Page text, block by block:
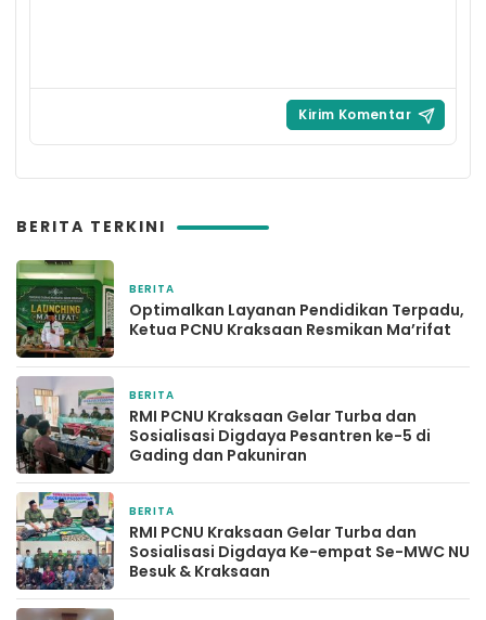
BERITA TERKINI
BERITA
Optimalkan Layanan Pendidikan Terpadu,
Ketua PCNU Kraksaan Resmikan Ma’rifat
BERITA
RMI PCNU Kraksaan Gelar Turba dan
Sosialisasi Digdaya Pesantren ke-5 di
Gading dan Pakuniran
BERITA
RMI PCNU Kraksaan Gelar Turba dan
Sosialisasi Digdaya Ke-empat Se-MWC NU
Besuk & Kraksaan